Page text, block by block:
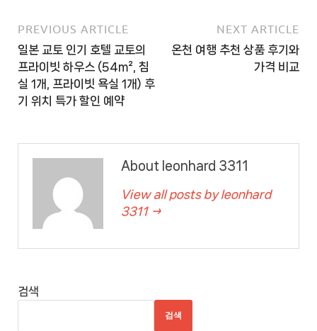
PREVIOUS ARTICLE
일본 교토 인기 호텔 교토의
프라이빗 하우스 (54m², 침
실 1개, 프라이빗 욕실 1개) 후
기 위치 특가 할인 예약
NEXT ARTICLE
온천 여행 추천 상품 후기와
가격 비교
About leonhard 3311
View all posts by leonhard
3311 →
검색
검색